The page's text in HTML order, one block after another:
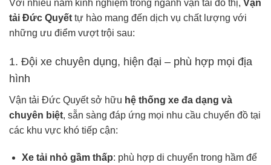
Với nhiều năm kinh nghiệm trong ngành vận tải đô thị, Vận
tải Đức Quyết tự hào mang đến dịch vụ chất lượng với
những ưu điểm vượt trội sau:
1. Đội xe chuyên dụng, hiện đại – phù hợp mọi địa
hình
Vận tải Đức Quyết sở hữu hệ thống xe đa dạng và
chuyên biệt, sẵn sàng đáp ứng mọi nhu cầu chuyển đồ tại
các khu vực khó tiếp cận:
Xe tải nhỏ gầm thấp: phù hợp di chuyển trong hầm để